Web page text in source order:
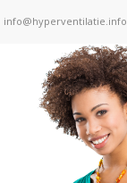
info@hyperventilatie.info